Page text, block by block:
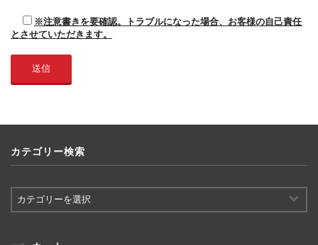
※注意書きを要確認。トラブルになった場合、お客様の自己責任
とさせていただきます。
カテゴリー検索
テ